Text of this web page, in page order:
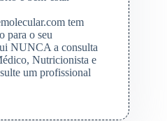
tem
para o seu
NUNCA a consulta
Nutricionista e
um profissional